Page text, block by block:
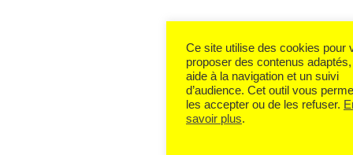
Ce site utilise des cookies pour
proposer des contenus
aide à la navigation et un suivi
d’audience. Cet outil vous
les accepter ou de les refuser.
savoir plus.